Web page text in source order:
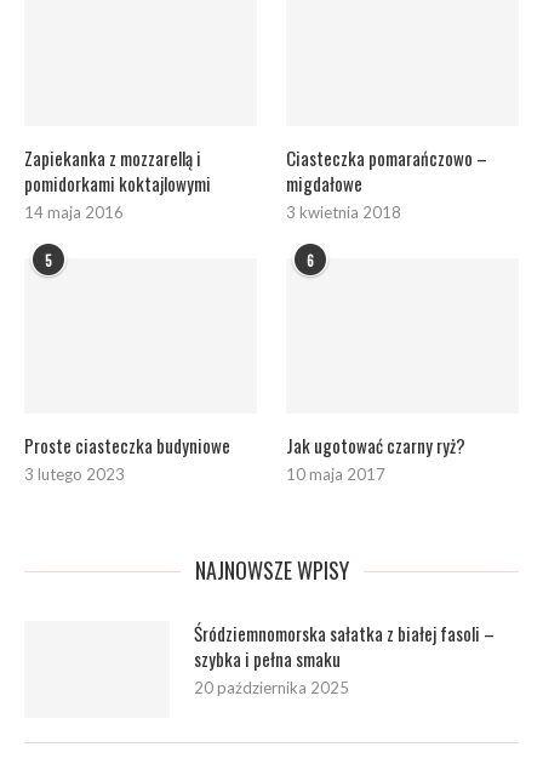
Zapiekanka z mozzarellą i
pomidorkami koktajlowymi
14 maja 2016
Ciasteczka pomarańczowo –
migdałowe
3 kwietnia 2018
5
Proste ciasteczka budyniowe
3 lutego 2023
6
Jak ugotować czarny ryż?
10 maja 2017
NAJNOWSZE WPISY
Śródziemnomorska sałatka z białej fasoli –
szybka i pełna smaku
20 października 2025